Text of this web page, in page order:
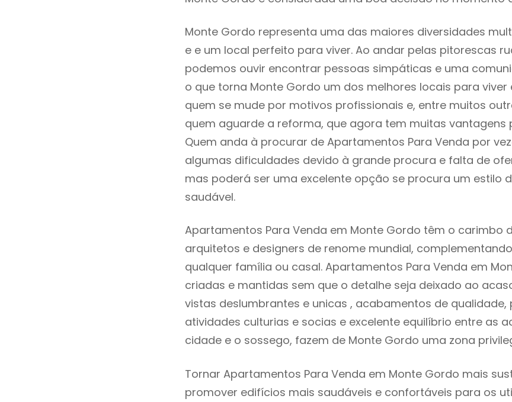
Monte Gordo representa uma das maiores diversidades
e e um local perfeito para viver. Ao andar pelas pitorescas
podemos ouvir encontrar pessoas simpáticas e uma
o que torna Monte Gordo um dos melhores locais para viver
quem se mude por motivos profissionais e, entre muitos
quem aguarde a reforma, que agora tem muitas vantagens
Quem anda à procurar de Apartamentos Para Venda por
algumas dificuldades devido à grande procura e falta de
mas poderá ser uma excelente opção se procura um estilo
saudável.
Apartamentos Para Venda em Monte Gordo têm o carimbo
arquitetos e designers de renome mundial,
qualquer família ou casal. Apartamentos Para Venda em
criadas e mantidas sem que o detalhe seja deixado ao
vistas deslumbrantes e unicas , acabamentos de qualidade,
atividades culturias e socias e excelente equilíbrio entre as
cidade e o sossego, fazem de Monte Gordo uma zona
Tornar Apartamentos Para Venda em Monte Gordo mais
promover edifícios mais saudáveis e confortáveis para os